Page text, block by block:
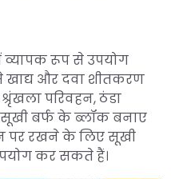
व्यापक रूप से उपयोग
खाद्य और दवा शीतकरण
परिवहन, ठंडा
बर्फ के ब्लॉक बनाए
पर रखने के लिए सूखी
कर सकते हैं।